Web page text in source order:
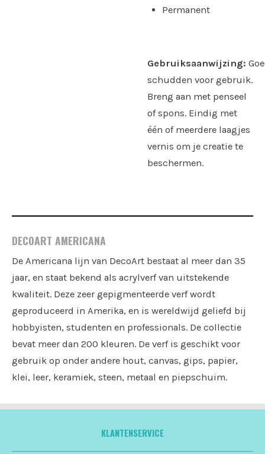
Permanent
Gebruiksaanwijzing:
schudden voor gebruik.
Breng aan met penseel
of spons. Eindig met
één of meerdere laagjes
vernis om je creatie te
beschermen.
DECOART AMERICANA
De Americana lijn van DecoArt bestaat al meer dan 35
jaar, en staat bekend als acrylverf van uitstekende
kwaliteit. Deze zeer gepigmenteerde verf wordt
geproduceerd in Amerika, en is wereldwijd geliefd bij
hobbyisten, studenten en professionals. De collectie
bevat meer dan 200 kleuren. De verf is geschikt voor
gebruik op onder andere hout, canvas, gips, papier,
klei, leer, keramiek, steen, metaal en piepschuim.
KLANTENSERVICE